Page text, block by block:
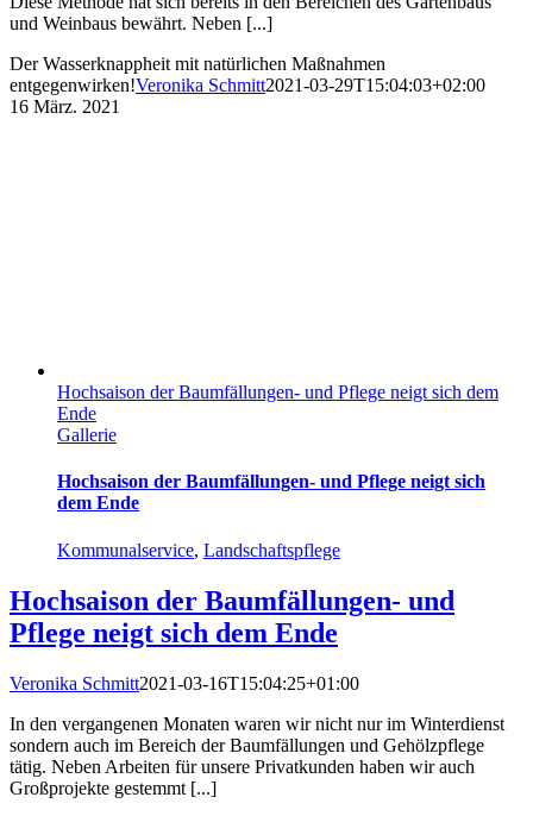
und Weinbaus bewährt. Neben [...]
Der Wasserknappheit mit natürlichen Maßnahmen
entgegenwirken!Veronika Schmitt2021-03-29T15:04:03+02:00
16 März. 2021
Hochsaison der Baumfällungen- und Pflege neigt sich dem
Ende
Gallerie
Hochsaison der Baumfällungen- und Pflege neigt sich
dem Ende
Kommunalservice, Landschaftspflege
Hochsaison der Baumfällungen- und
Pflege neigt sich dem Ende
Veronika Schmitt2021-03-16T15:04:25+01:00
In den vergangenen Monaten waren wir nicht nur im Winterdienst
sondern auch im Bereich der Baumfällungen und Gehölzpflege
tätig. Neben Arbeiten für unsere Privatkunden haben wir auch
Großprojekte gestemmt [...]